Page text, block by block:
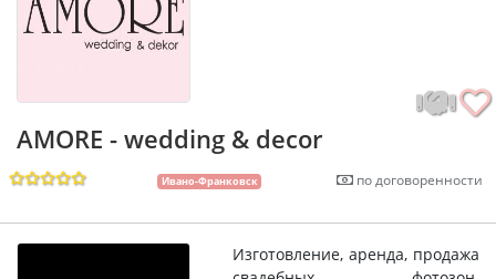
AMORE - wedding & decor
Ивано-Франковск по договоренности
Изготовление, аренда, продажа